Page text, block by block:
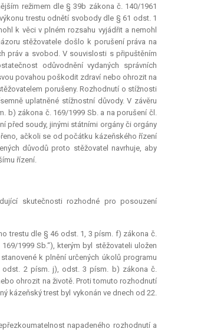
režimem dle § 39b zákona č. 140/1961
trestu odnětí svobody dle § 61 odst. 1
k věci v plném rozsahu vyjádřit a nemohl
stěžovatele došlo k porušení práva na
práv a svobod. V souvislosti s připuštěním
odůvodnění vydaných správních
povahou poškodit zdraví nebo ohrozit na
porušeny. Rozhodnutí o stížnosti
uplatněné stížnostní důvody. V závěru
b) zákona č. 169/1999 Sb. a na porušení čl.
před soudy, jinými státními orgány či orgány
ačkoli se od počátku kázeňského řízení
důvodů proto stěžovatel navrhuje, aby
řízení.
skutečnosti rozhodné pro posouzení
trestu dle § 46 odst. 1, 3 písm. f) zákona č.
1999 Sb.“), kterým byl stěžovateli uložen
k plnění určených úkolů programu
odst. 2 písm. j), odst. 3 písm. b) zákona č.
ohrozit na životě. Proti tomuto rozhodnutí
kázeňský trest byl vykonán ve dnech od 22.
napadeného rozhodnutí a